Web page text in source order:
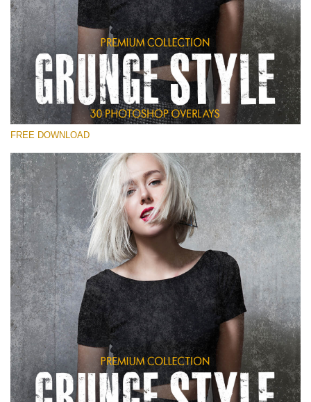
Xin hãy lựa chọn
Free Photoshop Overlay
Small 800*533px
Grunge Style
(30 Overlays)
Entire Collection
(1783 Overlays)
Large 6000*4000px
Tải xuống miễn phí
FREE DOWNLOAD